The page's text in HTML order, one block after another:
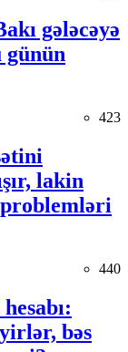
gələcəyə
günün
423
lakin
problemləri
440
bəs